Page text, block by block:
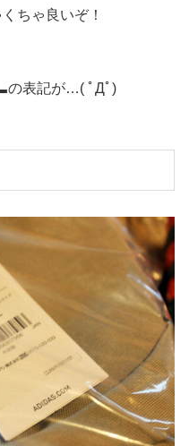
ちゃ良いぞ！
の表記が…( ﾟДﾟ)